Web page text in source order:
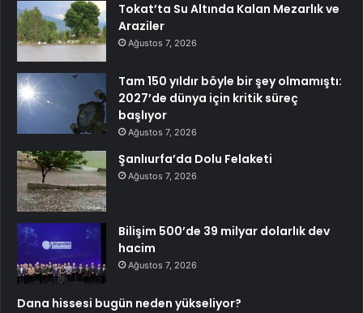
Tokat’ta Su Altında Kalan Mezarlık ve
Araziler
Ağustos 7, 2026
Tam 150 yıldır böyle bir şey olmamıştı:
2027’de dünya için kritik süreç
başlıyor
Ağustos 7, 2026
Şanlıurfa’da Dolu Felaketi
Ağustos 7, 2026
Bilişim 500’de 39 milyar dolarlık dev
hacim
Ağustos 7, 2026
Dana hissesi bugün neden yükseliyor?